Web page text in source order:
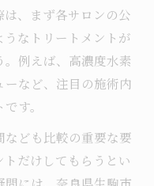
、まず各サロンの公
なトリートメントが
例えば、高濃度水素
ーなど、注目の施術内
す。
ども比較の重要な要
だけしてもらうとい
問には、奈良県生駒市